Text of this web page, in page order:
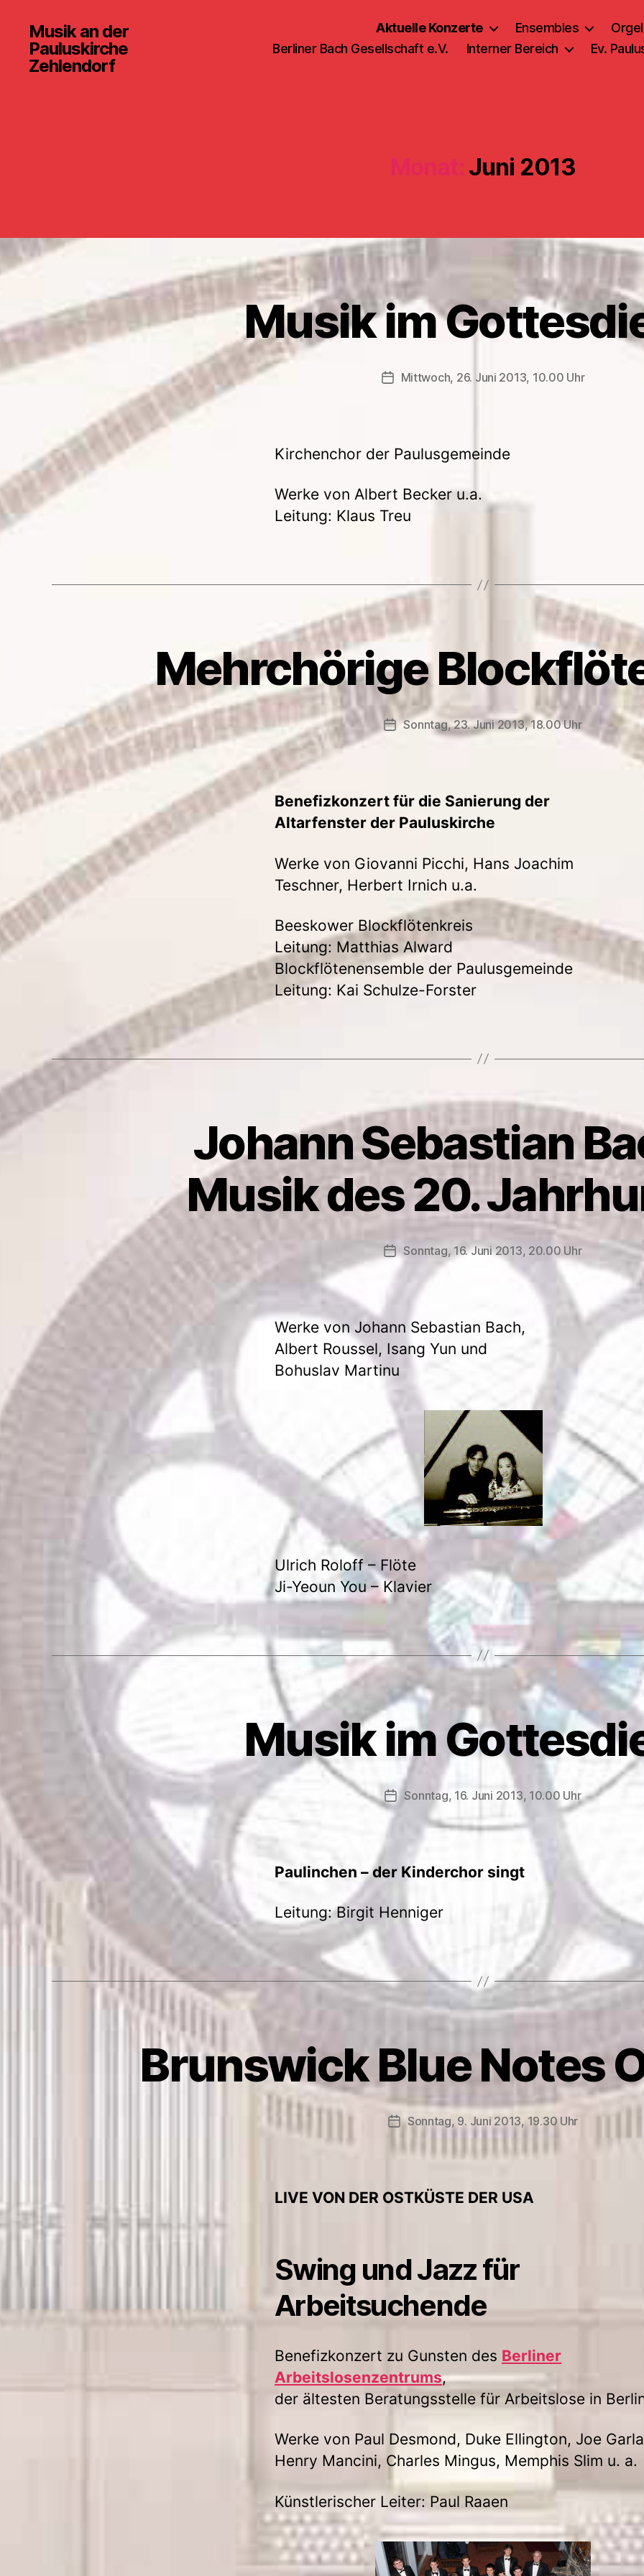
Musik an der
Pauluskirche
Zehlendorf
Aktuelle Konzerte Ensembles
Berliner Bach Gesellschaft e.V.
Interner Bereich Ev.
Monat: Juni 2013
Musik im
Veröffentlichungsdatum
Mittwoch, 26. Juni 2013, 10.00 Uhr
Kirchenchor der Paulusgemeinde
Werke von Albert Becker u.a.
Leitung: Klaus Treu
Mehrchörige
Veröffentlichungsdatum
Sonntag, 23. Juni 2013, 18.00 Uhr
Benefizkonzert für die Sanierung der
Altarfenster der Pauluskirche
Werke von Giovanni Picchi, Hans Joachim
Teschner, Herbert Irnich u.a.
Beeskower Blockflötenkreis
Leitung: Matthias Alward
Blockflötenensemble der Paulusgemeinde
Leitung: Kai Schulze-Forster
Johann Sebastian
Musik des 20.
Veröffentlichungsdatum
Sonntag, 16. Juni 2013, 20.00 Uhr
Werke von Johann Sebastian Bach,
Albert Roussel, Isang Yun und
Bohuslav Martinu
Ulrich Roloff – Flöte
Ji-Yeoun You – Klavier
Musik im
Veröffentlichungsdatum
Sonntag, 16. Juni 2013, 10.00 Uhr
Paulinchen – der Kinderchor singt
Leitung: Birgit Henniger
Brunswick Blue Notes
Veröffentlichungsdatum
Sonntag, 9. Juni 2013, 19.30 Uhr
LIVE VON DER OSTKÜSTE DER USA
Swing und Jazz für
Arbeitsuchende
Benefizkonzert zu Gunsten des Berliner
Arbeitslosenzentrums,
der ältesten Beratungsstelle für Arbeitslose in
Werke von Paul Desmond, Duke Ellington, Joe
Henry Mancini, Charles Mingus, Memphis Slim u. a.
Künstlerischer Leiter: Paul Raaen